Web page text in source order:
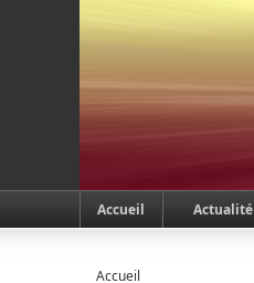
Accueil Actualité
Accueil